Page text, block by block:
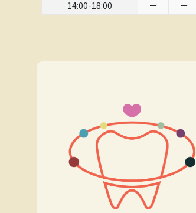
14:00-18:00
ー ー